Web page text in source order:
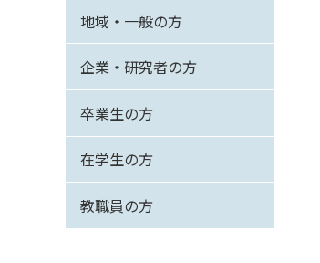
地域・一般の方
企業・研究者の方
卒業生の方
在学生の方
教職員の方